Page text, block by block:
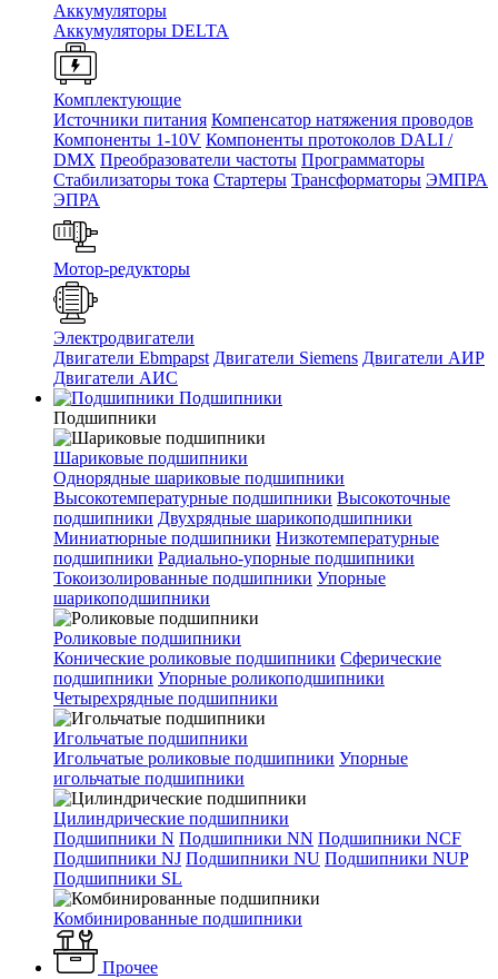
Аккумуляторы
Аккумуляторы DELTA
Комплектующие
Источники питания Компенсатор натяжения проводов
Компоненты 1-10V Компоненты протоколов DALI /
DMX Преобразователи частоты Программаторы
Стабилизаторы тока Стартеры Трансформаторы ЭМПРА
ЭПРА
Мотор-редукторы
Электродвигатели
Двигатели Ebmpapst Двигатели Siemens Двигатели АИР
Двигатели АИС
Подшипники
Подшипники
Шариковые подшипники
Однорядные шариковые подшипники
Высокотемпературные подшипники Высокоточные
подшипники Двухрядные шарикоподшипники
Миниатюрные подшипники Низкотемпературные
подшипники Радиально-упорные подшипники
Токоизолированные подшипники Упорные
шарикоподшипники
Роликовые подшипники
Конические роликовые подшипники Сферические
подшипники Упорные роликоподшипники
Четырехрядные подшипники
Игольчатые подшипники
Игольчатые роликовые подшипники Упорные
игольчатые подшипники
Цилиндрические подшипники
Подшипники N Подшипники NN Подшипники NCF
Подшипники NJ Подшипники NU Подшипники NUP
Подшипники SL
Комбинированные подшипники
Прочее